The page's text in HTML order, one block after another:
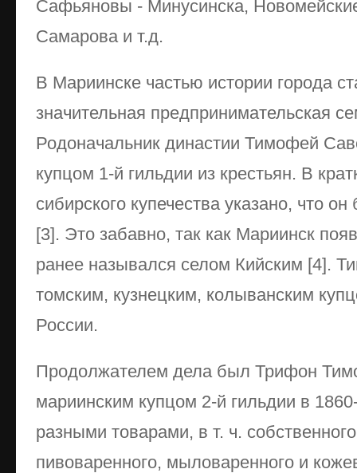
Сафьяновы - Минусинска,
Самарова и т.д.
В Мариинске частью истории города
значительная предпринимательская
Родоначальник династии Тимофей
купцом 1-й гильдии из крестьян. В
сибирского купечества указано, что
[3]. Это забавно, так как Мариинск
ранее назывался селом Кийским [4].
томским, кузнецким, колыванским
России.
Продолжателем дела был Трифон
мариинским купцом 2-й гильдии в
разными товарами, в т. ч.
пивоваренного, мыловаренного и